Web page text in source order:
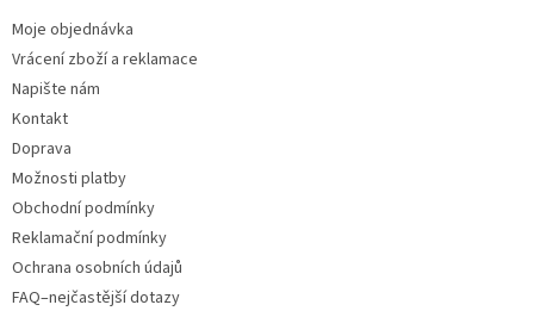
Moje objednávka
Vrácení zboží a reklamace
Napište nám
Kontakt
Doprava
Možnosti platby
Obchodní podmínky
Reklamační podmínky
Ochrana osobních údajů
FAQ–nejčastější dotazy